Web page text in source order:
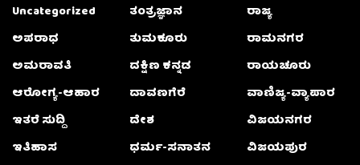
Uncategorized
ಅಪರಾಧ
ಅಮರಾವತಿ
ಆರೋಗ್ಯ-ಆಹಾರ
ಇತರೆ ಸುದ್ದಿ
ಇತಿಹಾಸ
ತಂತ್ರಜ್ಞಾನ
ತುಮಕೂರು
ದಕ್ಷಿಣ ಕನ್ನಡ
ದಾವಣಗೆರೆ
ದೇಶ
ಧರ್ಮ-ಸನಾತನ
ರಾಜ್ಯ
ರಾಮನಗರ
ರಾಯಚೂರು
ವಾಣಿಜ್ಯ-ವ್ಯಾಪಾರ
ವಿಜಯನಗರ
ವಿಜಯಪುರ